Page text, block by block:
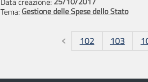
Tema: Gestione delle Spese dello Stato
102 103